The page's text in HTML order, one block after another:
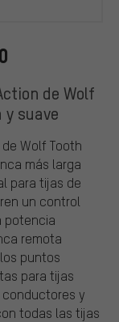
de Wolf
suave
Wolf Tooth
más larga
para tijas de
un control
potencia
remota
puntos
para tijas
y
todas las tijas